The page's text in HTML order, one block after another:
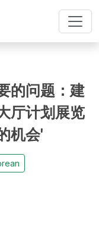
的问题：建
厅计划展览
机会'